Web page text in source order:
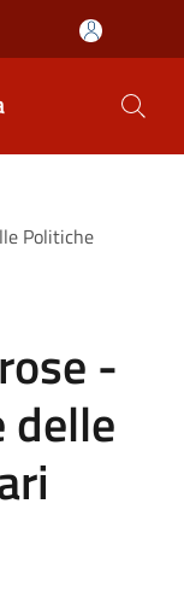
Politiche
-
delle